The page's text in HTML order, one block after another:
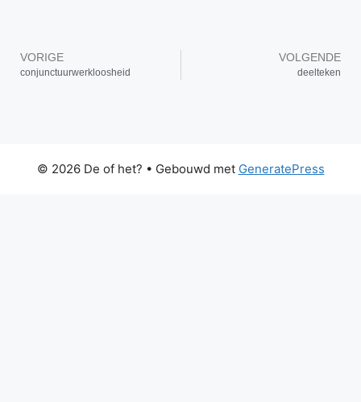
VORIGE
conjunctuurwerkloosheid
VOLGENDE
deelteken
© 2026 De of het? • Gebouwd met GeneratePress